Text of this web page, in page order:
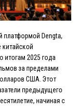
платформой Dengta,
китайской
итогам 2025 года
за пределами
США. Этот
предыдущего
начиная с